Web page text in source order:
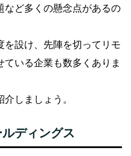
など多くの懸念点があるの
を設け、先陣を切ってリモ
いる企業も数多くありま
しましょう。
ディングス